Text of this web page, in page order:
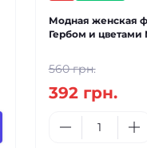
Модная женская
Гербом и цветами
560 грн.
392 грн.